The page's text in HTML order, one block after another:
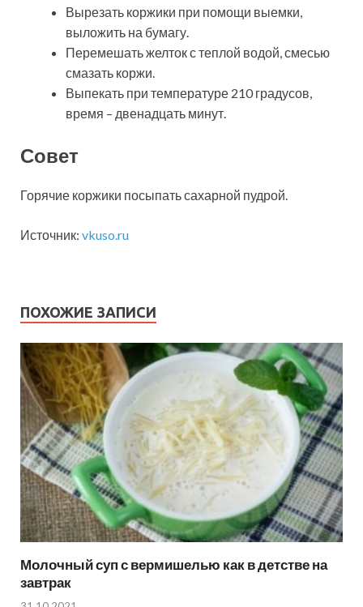
Вырезать коржики при помощи выемки,
выложить на бумагу.
Перемешать желток с теплой водой, смесью
смазать коржи.
Выпекать при температуре 210 градусов,
время – двенадцать минут.
Совет
Горячие коржики посыпать сахарной пудрой.
Источник: vkuso.ru
ПОХОЖИЕ ЗАПИСИ
Молочный суп с вермишелью как в детстве на
завтрак